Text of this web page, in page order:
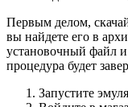
Первым делом,
вы найдете его в
установочный файл
процедура будет
Запустите